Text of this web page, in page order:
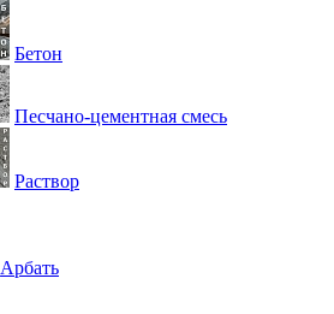
Бетон
Песчано-цементная смесь
Раствор
Арбать